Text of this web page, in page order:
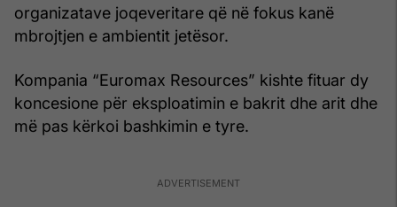
organizatave joqeveritare që në fokus kanë
mbrojtjen e ambientit jetësor.
Kompania “Euromax Resources” kishte fituar dy
koncesione për eksploatimin e bakrit dhe arit dhe
më pas kërkoi bashkimin e tyre.